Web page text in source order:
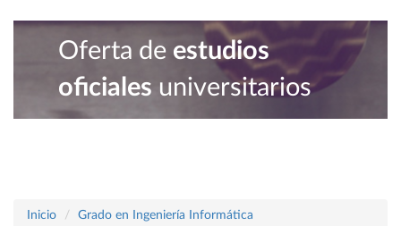
Oferta de estudios
oficiales universitarios
Inicio
Grado en Ingeniería Informática